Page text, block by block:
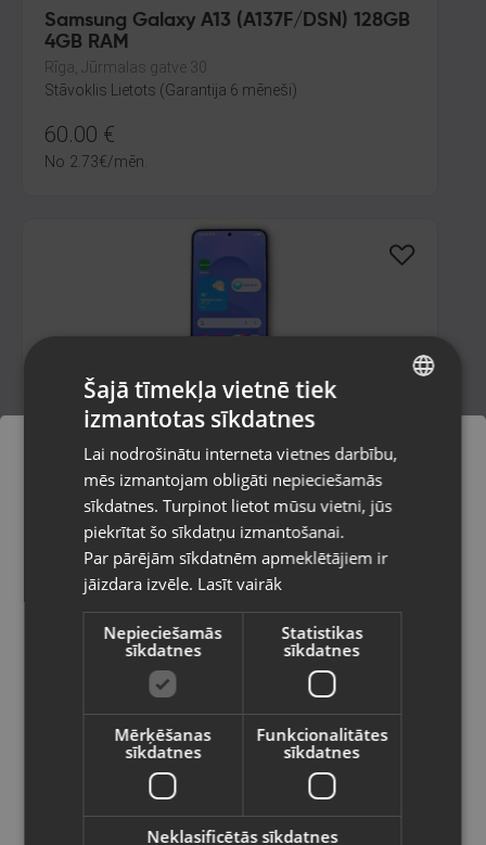
Samsung Galaxy A13 (A137F/DSN) 128GB
4GB RAM
Rīga, Jūrmalas gatve 30
Stāvoklis Lietots (Garantija 6 mēneši)
60.00 €
No 2.73€/mēn.
Mobilais tālrunis Samsung Galaxy S25
128GB
Līvāni, Rīgas iela 85
Stāvoklis Mazlietots (Garantija 12 mēneši)
500.00€
€ /mēn.
Samsung Galaxy S21 FE 5G (G990B/DS)
Pasūtījumi tiks piegādāti uz
izvēlēto valsti
Vietnes saturs būs attēlots izvēlētajā
valodā
Valsts
Latviešu / Latvian
RUSSIAN
Šajā tīmekļa vietnē tiek
izmantotas sīkdatnes
Lai nodrošinātu interneta vietnes darbību,
mēs izmantojam obligāti nepieciešamās
sīkdatnes. Turpinot lietot mūsu vietni, jūs
piekrītat šo sīkdatņu izmantošanai.
Par pārējām sīkdatnēm apmeklētājiem ir
jāizdara izvēle. Lasīt vairāk
Nepieciešamās
sīkdatnes
Statistikas
sīkdatnes
Mērķēšanas
sīkdatnes
Funkcionalitātes
sīkdatnes
Neklasificētās sīkdatnes